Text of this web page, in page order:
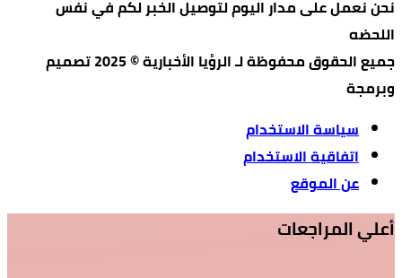
نحن نعمل على مدار اليوم لتوصيل الخبر لكم في نفس
اللحضه
جميع الحقوق محفوظة لـ الرؤيا الأخبارية © 2025 تصميم
وبرمجة
سياسة الاستخدام
اتفاقية الاستخدام
عن الموقع
أعلي المراجعات